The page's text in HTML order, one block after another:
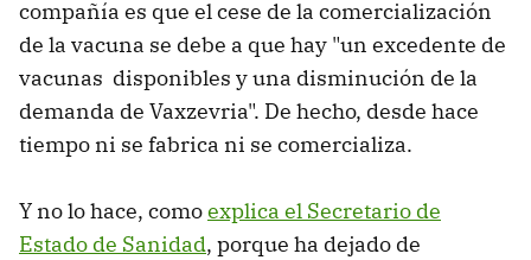
compañía es que el cese de la comercialización
de la vacuna se debe a que hay "un excedente de
vacunas disponibles y una disminución de la
demanda de Vaxzevria". De hecho, desde hace
tiempo ni se fabrica ni se comercializa.
Y no lo hace, comoexplica el Secretario de
Estado de Sanidad, porque ha dejado de